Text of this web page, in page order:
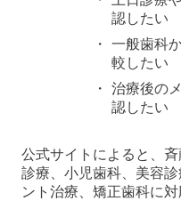
認したい
一般歯科
較したい
治療後の
認したい
公式サイトによると、
診療、小児歯科、美容
ント治療、矯正歯科に